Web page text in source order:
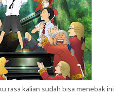
rasa kalian sudah bisa menebak ini